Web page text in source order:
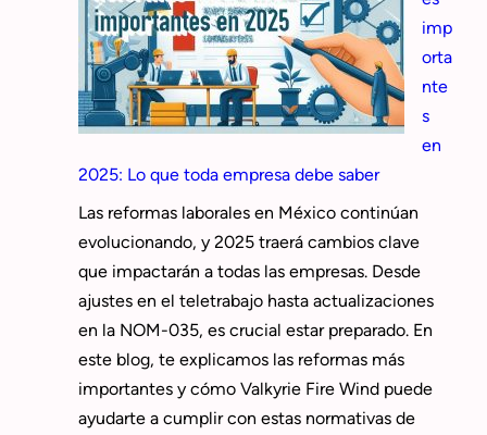
imp
orta
nte
s
en
2025: Lo que toda empresa debe saber
Las reformas laborales en México continúan
evolucionando, y 2025 traerá cambios clave
que impactarán a todas las empresas. Desde
ajustes en el teletrabajo hasta actualizaciones
en la NOM-035, es crucial estar preparado. En
este blog, te explicamos las reformas más
importantes y cómo Valkyrie Fire Wind puede
ayudarte a cumplir con estas normativas de